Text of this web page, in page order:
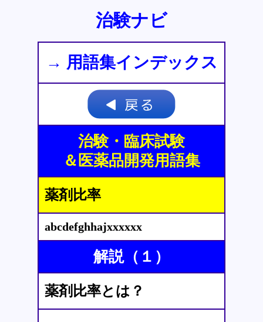
治験ナビ
→ 用語集インデックス
治験・臨床試験
＆医薬品開発用語集
薬剤比率
abcdefghhajxxxxxx
解説（１）
薬剤比率とは？